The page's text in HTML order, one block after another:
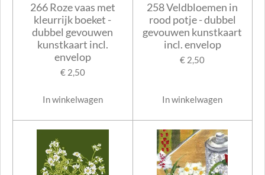
266 Roze vaas met
kleurrijk boeket -
dubbel gevouwen
kunstkaart incl.
envelop
€ 2,50
In winkelwagen
258 Veldbloemen in
rood potje - dubbel
gevouwen kunstkaart
incl. envelop
€ 2,50
In winkelwagen